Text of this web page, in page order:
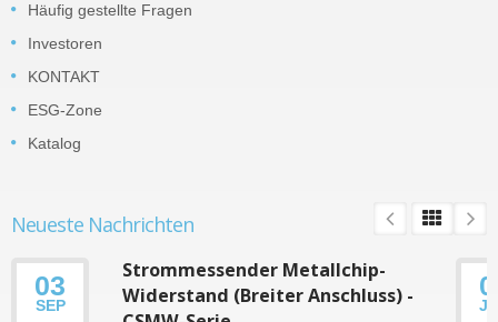
Häufig gestellte Fragen
Investoren
KONTAKT
ESG-Zone
Katalog
Neueste Nachrichten
03
SEP
Strommessender Metallchip-
Widerstand (Breiter Anschluss) -